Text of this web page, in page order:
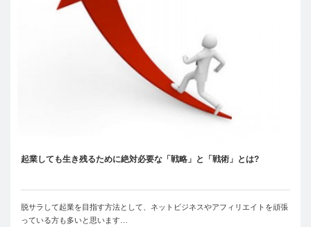
起業しても生き残るために絶対必要な「戦略」と「戦術」とは?
脱サラして起業を目指す方法として、ネットビジネスやアフィリエイトを頑張
っている方も多いと思います…